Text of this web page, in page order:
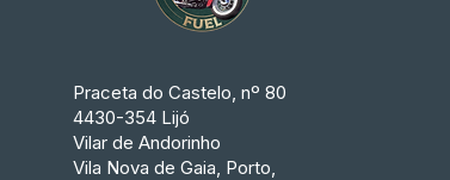
Praceta do Castelo, nº 80
4430-354 Lijó
Vilar de Andorinho
Vila Nova de Gaia, Porto,